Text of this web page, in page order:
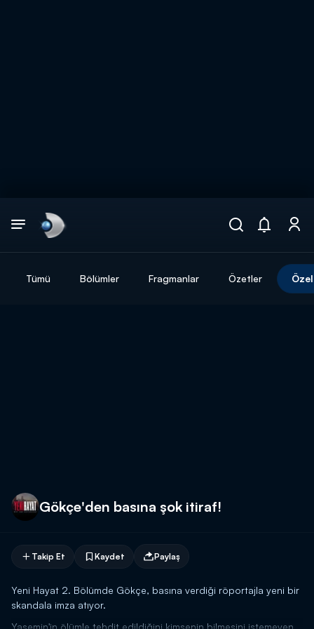
Tümü Bölümler Fragmanlar Özetler
Gökçe'den basına şok itiraf!
Takip Et Kaydet Paylaş
Yeni Hayat 2. Bölümde Gökçe, basına verdiği röportajla yeni bir
skandala imza atıyor.
Yasemin'in ölümle tehdit edildiğini kimsenin bilmesini istemeyen